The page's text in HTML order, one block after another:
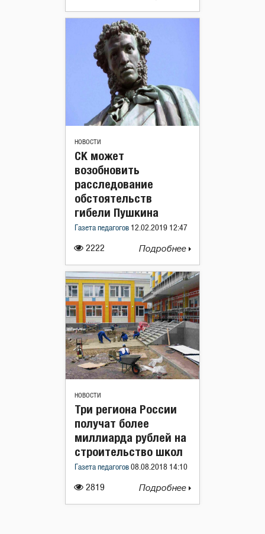
НОВОСТИ
2222
СК может
возобновить
расследование
обстоятельств
гибели Пушкина
Газета педагогов 12.02.2019 12:47
Подробнее
НОВОСТИ
2819
Три региона России
получат более
миллиарда рублей на
строительство школ
Газета педагогов 08.08.2018 14:10
Подробнее